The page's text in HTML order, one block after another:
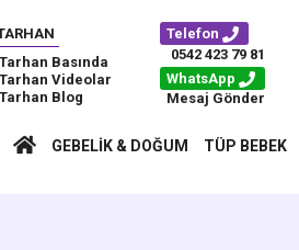
Basında
Videolar
Blog
Telefon
0542 423 79 81
WhatsApp
Mesaj Gönder
GEBELIK & DOĞUM TÜP BEBEK